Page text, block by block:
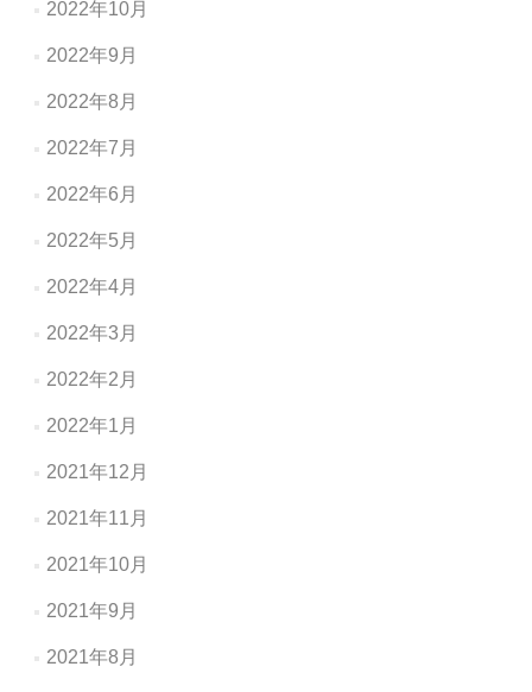
2022年10月
2022年9月
2022年8月
2022年7月
2022年6月
2022年5月
2022年4月
2022年3月
2022年2月
2022年1月
2021年12月
2021年11月
2021年10月
2021年9月
2021年8月